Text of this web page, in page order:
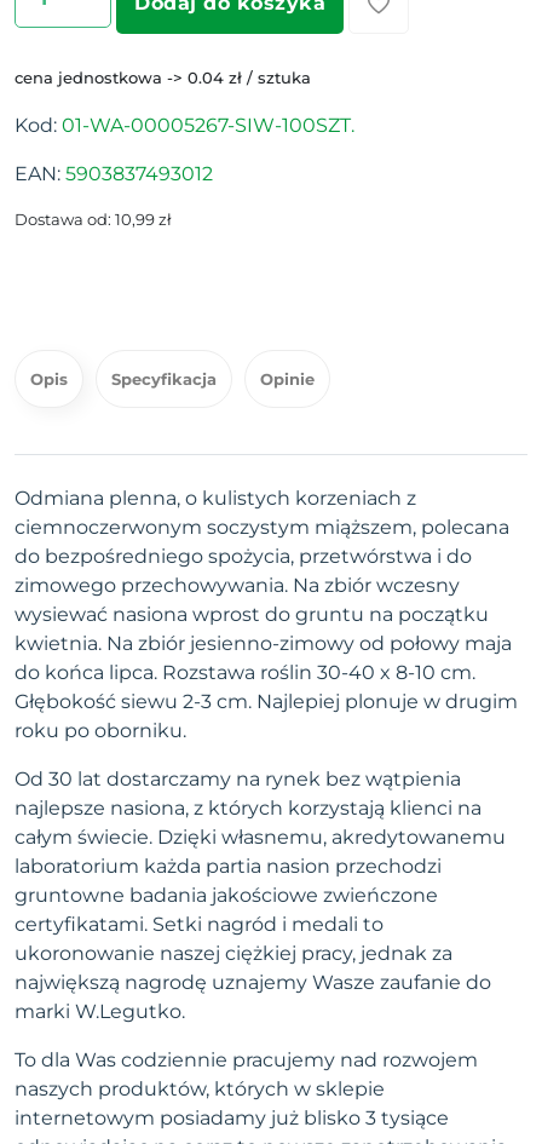
cena jednostkowa -> 0.04 zł / sztuka
Kod: 01-WA-00005267-SIW-100SZT.
EAN: 5903837493012
Dostawa od: 10,99 zł
Opis Specyfikacja Opinie
Odmiana plenna, o kulistych korzeniach z
ciemnoczerwonym soczystym miąższem, polecana
do bezpośredniego spożycia, przetwórstwa i do
zimowego przechowywania. Na zbiór wczesny
wysiewać nasiona wprost do gruntu na początku
kwietnia. Na zbiór jesienno-zimowy od połowy maja
do końca lipca. Rozstawa roślin 30-40 x 8-10 cm.
Głębokość siewu 2-3 cm. Najlepiej plonuje w drugim
roku po oborniku.
Od 30 lat dostarczamy na rynek bez wątpienia
najlepsze nasiona, z których korzystają klienci na
całym świecie. Dzięki własnemu, akredytowanemu
laboratorium każda partia nasion przechodzi
gruntowne badania jakościowe zwieńczone
certyfikatami. Setki nagród i medali to
ukoronowanie naszej ciężkiej pracy, jednak za
największą nagrodę uznajemy Wasze zaufanie do
marki W.Legutko.
To dla Was codziennie pracujemy nad rozwojem
naszych produktów, których w sklepie
internetowym posiadamy już blisko 3 tysiące